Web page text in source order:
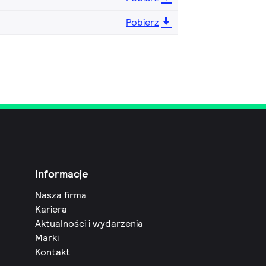
Pobierz
Informacje
Nasza firma
Kariera
Aktualności i wydarzenia
Marki
Kontakt